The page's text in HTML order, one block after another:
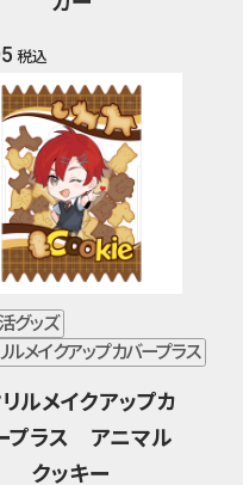
税込
グッズ
ルメイクアップカバープラス
ルメイクアップカ
プラス アニマル
クッキー